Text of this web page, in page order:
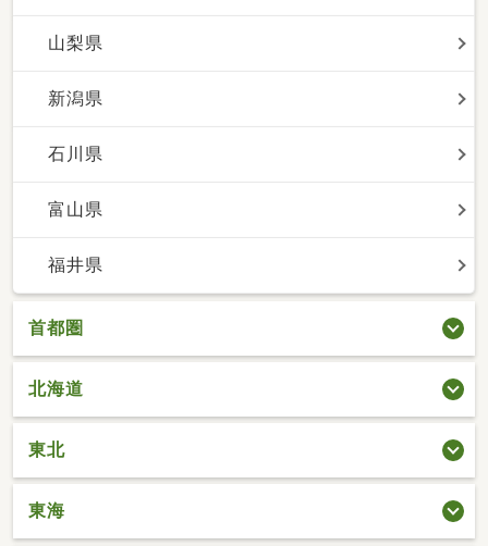
山梨県
新潟県
石川県
富山県
福井県
首都圏
北海道
東北
東海